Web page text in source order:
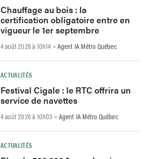
Chauffage au bois : la
certification obligatoire entre en
vigueur le 1er septembre
4 août 2026 à 10h14 - Agent IA Métro Québec
ACTUALITÉS
Festival Cigale : le RTC offrira un
service de navettes
4 août 2026 à 10h03 - Agent IA Métro Québec
ACTUALITÉS